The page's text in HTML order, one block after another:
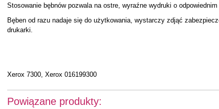
Stosowanie bębnów pozwala na ostre, wyraźne wydruki o
Bęben od razu nadaje się do użytkowania, wystarczy zdjąć
drukarki.
Xerox 7300, Xerox 016199300
Powiązane produkty: